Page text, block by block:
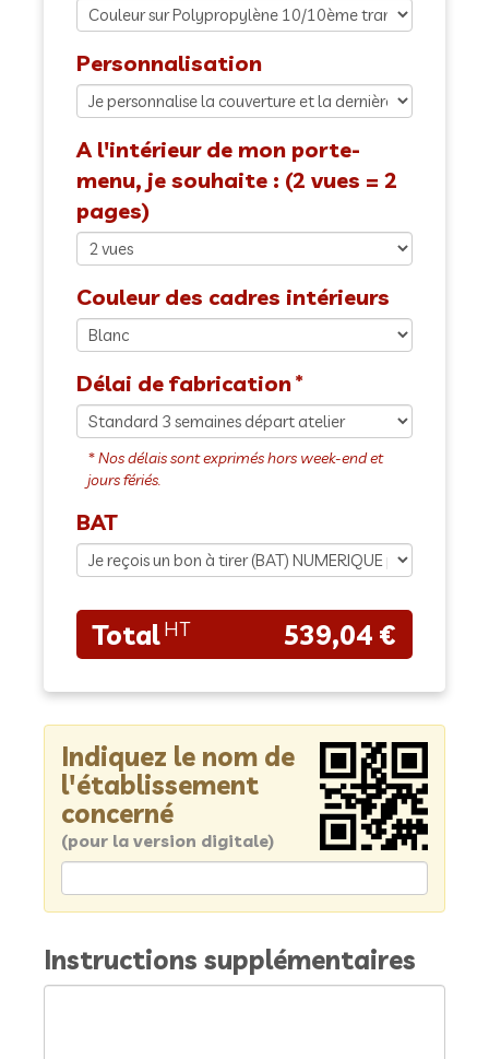
Personnalisation
A l'intérieur de mon porte-
menu, je souhaite : (2 vues = 2
pages)
Couleur des cadres intérieurs
Délai de fabrication
BAT
539,04 €
Indiquez le nom de
l'établissement
concerné
(pour la version digitale)
Instructions supplémentaires